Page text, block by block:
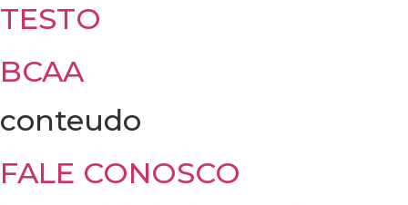
TESTO
BCAA
conteudo
FALE CONOSCO